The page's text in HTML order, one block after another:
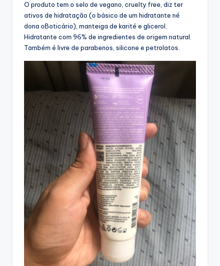
O produto tem o selo de vegano, cruelty free, diz ter
ativos de hidratação (o básico de um hidratante né
dona oBoticário), manteiga de karité e glicerol.
Hidratante com 96% de ingredientes de origem natural.
Também é livre de parabenos, silicone e petrolatos.